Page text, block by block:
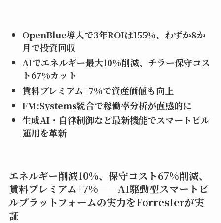
OpenBlue導入で3年ROIは155%、わずか8か
月で投資回収
AIでエネルギー最大10%削減、チラー保守コス
ト67%カット
賃料プレミアム+7%で資産価値も向上
FM:Systems統合で稼働率分析が直感的に
生成AI・自律制御など最新機能でスマートビル
運用を革新
エネルギー削減10%、保守コスト67%削減、
賃料プレミアム+7%──AI駆動型スマートビ
ルプラットフォームの実力をForresterが実
証